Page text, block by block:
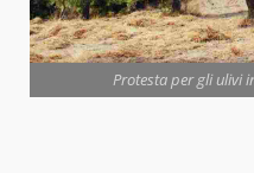
Protesta per gli ulivi